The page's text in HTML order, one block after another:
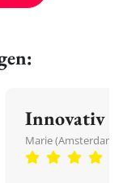
Innovativ
Marie